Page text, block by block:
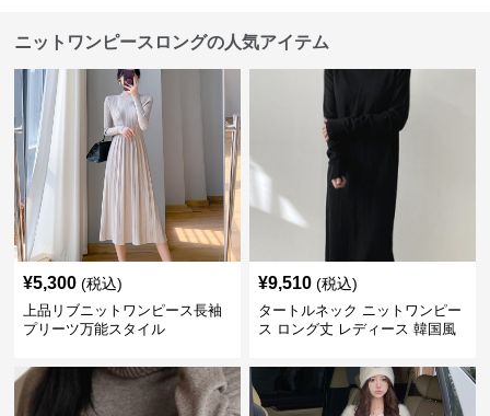
ニットワンピースロングの人気アイテム
¥5,300 (税込)
上品リブニットワンピース長袖
プリーツ万能スタイル
¥9,510 (税込)
タートルネック ニットワンピー
ス ロング丈 レディース 韓国風